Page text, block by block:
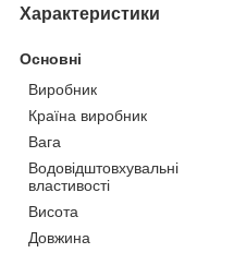
Характеристики
Основні
Виробник
Країна виробник
Вага
Водовідштовхувальні
властивості
Висота
Довжина